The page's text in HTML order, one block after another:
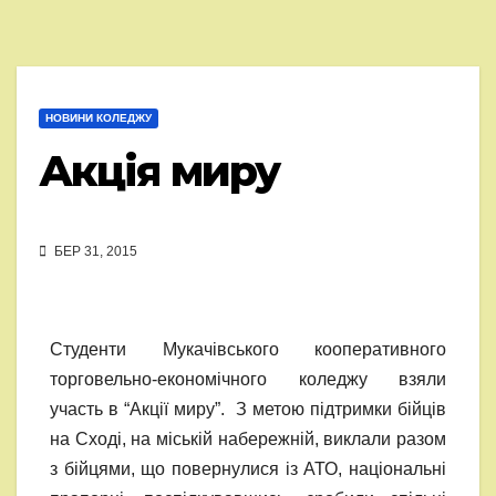
НОВИНИ КОЛЕДЖУ
Акція миру
БЕР 31, 2015
Студенти Мукачівського кооперативного
торговельно-економічного коледжу взяли
участь в “Акції миру”. З метою підтримки бійців
на Сході, на міській набережній, виклали разом
з бійцями, що повернулися із АТО, національні